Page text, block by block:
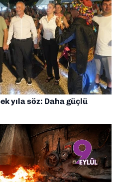
yıla söz: Daha güçlü